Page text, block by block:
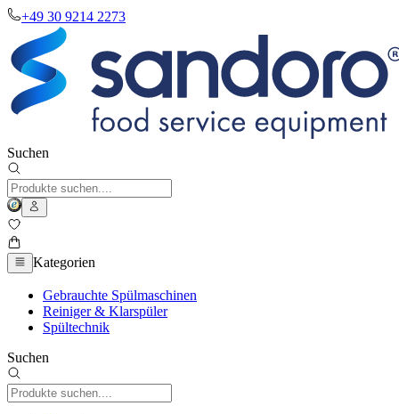
+49 30 9214 2273
Suchen
Kategorien
Gebrauchte Spülmaschinen
Reiniger & Klarspüler
Spültechnik
Suchen